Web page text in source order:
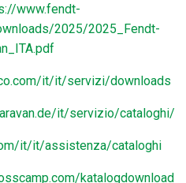
www.fendt-
2025/2025_Fendt-
it/it/servizi/downloads
it/servizio/cataloghi/
it/it/assistenza/cataloghi
katalogdownload